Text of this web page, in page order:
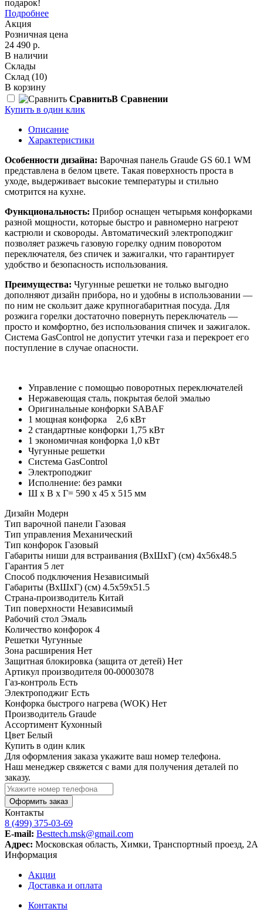
подарок!
Подробнее
Акция
Розничная цена
24 490 р.
В наличии
Склады
Склад (10)
В корзину
СравнитьВ Сравнении
Купить в один клик
Описание
Характеристики
Особенности дизайна: Варочная панель Graude GS 60.1 WM
представлена в белом цвете. Такая поверхность проста в
уходе, выдерживает высокие температуры и стильно
смотрится на кухне.
Функциональность: Прибор оснащен четырьмя конфорками
разной мощности, которые быстро и равномерно нагреют
кастрюли и сковороды. Автоматический электроподжиг
позволяет разжечь газовую горелку одним поворотом
переключателя, без спичек и зажигалки, что гарантирует
удобство и безопасность использования.
Преимущества: Чугунные решетки не только выгодно
дополняют дизайн прибора, но и удобны в использовании —
по ним не скользит даже крупногабаритная посуда. Для
розжига горелки достаточно повернуть переключатель —
просто и комфортно, без использования спичек и зажигалок.
Система GasControl не допустит утечки газа и перекроет его
поступление в случае опасности.
Управление с помощью поворотных переключателей
Нержавеющая сталь, покрытая белой эмалью
Оригинальные конфорки SABAF
1 мощная конфорка 2,6 кВт
2 стандартные конфорки 1,75 кВт
1 экономичная конфорка 1,0 кВт
Чугунные решетки
Система GasControl
Электроподжиг
Исполнение: без рамки
Ш х В х Г= 590 х 45 х 515 мм
Дизайн Модерн
Тип варочной панели Газовая
Тип управления Механический
Тип конфорок Газовый
Габариты ниши для встраивания (ВхШхГ) (см) 4х56х48.5
Гарантия 5 лет
Способ подключения Независимый
Габариты (ВхШхГ) (см) 4.5х59х51.5
Страна-производитель Китай
Тип поверхности Независимый
Рабочий стол Эмаль
Количество конфорок 4
Решетки Чугунные
Зона расширения Нет
Защитная блокировка (защита от детей) Нет
Артикул производителя 00-00003078
Газ-контроль Есть
Электроподжиг Есть
Конфорка быстрого нагрева (WOK) Нет
Производитель Graude
Ассортимент Кухонный
Цвет Белый
Купить в один клик
Для оформления заказа укажите ваш номер телефона.
Наш менеджер свяжется с вами для получения деталей по
заказу.
Оформить заказ
Контакты
8 (499) 375-03-69
E-mail: Besttech.msk@gmail.com
Адрес: Московская область, Химки, Транспортный проезд, 2А
Информация
Акции
Доставка и оплата
Контакты